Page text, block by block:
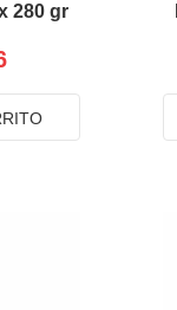
280 gr